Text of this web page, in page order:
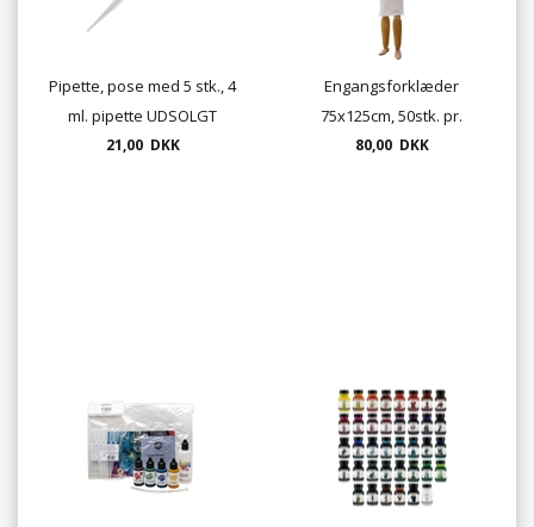
Pipette, pose med 5 stk., 4
ml. pipette UDSOLGT
21,00 DKK
Engangsforklæder
75x125cm, 50stk. pr.
pakke
80,00 DKK